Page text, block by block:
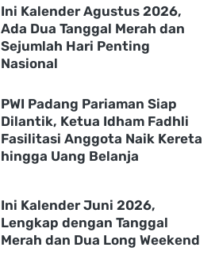
Ini Kalender Agustus 2026,
Ada Dua Tanggal Merah dan
Sejumlah Hari Penting
Nasional
PWI Padang Pariaman Siap
Dilantik, Ketua Idham Fadhli
Fasilitasi Anggota Naik Kereta
hingga Uang Belanja
Ini Kalender Juni 2026,
Lengkap dengan Tanggal
Merah dan Dua Long Weekend